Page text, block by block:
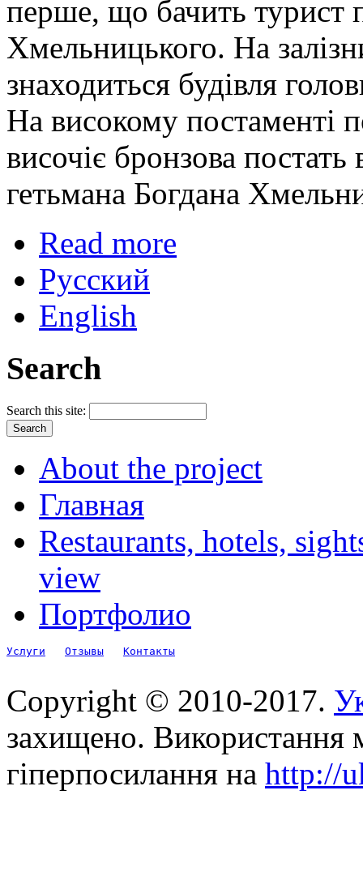
перше, що бачить турист
Хмельницького. На
знаходиться будівля
На високому постаменті
височіє бронзова постать
гетьмана Богдана
Read more
Русский
English
Search
Search this site:
About the project
Главная
Restaurants, hotels,
view
Портфолио
Услуги Отзывы Контакты
Copyright © 2010-2017.
захищено. Використання
гіперпосилання на http://